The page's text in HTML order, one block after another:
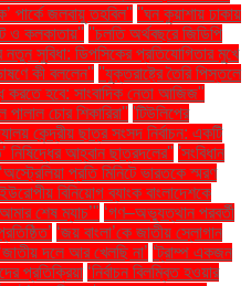
পার্কে জলবায়ু তহবিল'' ''ঘন কুয়াশায় ঢাকায়
ও কলকাতায়'' ''চলতি অর্থবছরে জিডিপি
নতুন সুবিধা: ডিপসিকের প্রতিযোগিতার মুখে
কী বললেন'' ''যুক্তরাষ্ট্রে তৈরি পিস্তলে
করতে হবে: সাংবাদিক নেতা আজিজ"
চোর শিকারিরা'' 'টিউলিপের
কেন্দ্রীয় ছাত্র সংসদ নির্বাচন: একটি
নিষিদ্ধের আহ্বান ছাত্রদলের'' 'সংবিধান
‘অস্ট্রেলিয়া প্রতি মিনিটে ভারতকে স্মরণ
বিনিয়োগ ব্যাংক বাংলাদেশকে
শেষ ম্যাচ’" ‘গণ–অভ্যুত্থান পরবর্তী
‘জয় বাংলা’কে জাতীয় স্লোগান
‘জাতীয় দলে আর খেলছি না’ ‘ট্রাম্প একজন
প্রতিক্রিয়া ‘নির্বাচন বিলম্বিত হওয়ার